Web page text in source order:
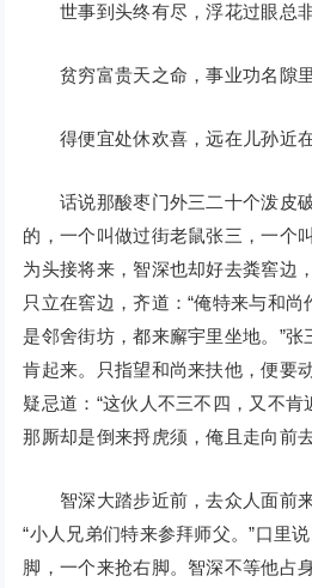
世事到头终有尽，浮花过眼总非
贫穷富贵天之命，事业功名隙里
得便宜处休欢喜，远在儿孙近在
话说那酸枣门外三二十个泼皮
的，一个叫做过街老鼠张三，一个
为头接将来，智深也却好去粪窖边
只立在窖边，齐道：“俺特来与和尚
是邻舍街坊，都来廨宇里坐地。”
肯起来。只指望和尚来扶他，便要
疑忌道：“这伙人不三不四，又不肯
那厮却是倒来捋虎须，俺且走向前
智深大踏步近前，去众人面前来
“小人兄弟们特来参拜师父。”口里
脚，一个来抢右脚。智深不等他占